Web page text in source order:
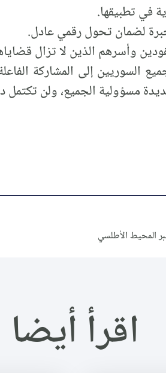
في تطبيقها.
لضمان تحول رقمي عادل.
وأسرهم الذين لا تزال
السوريين إلى المشاركة
مسؤولية الجميع، ولن
المحيط الأطلسي
اقرأ أيضا